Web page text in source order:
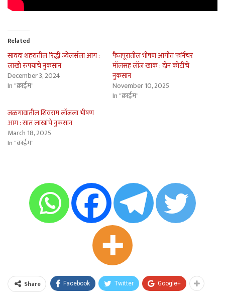
Related
सावदा शहरातील रिद्धी ज्वेलर्सला आग :
लाखो रुपयांचे नुकसान
December 3, 2024
In "क्राईम"
फैजपूरातील भीषण आगीत फर्निचर
मॉलसह लॉज खाक : दोन कोटींचे
नुकसान
November 10, 2025
In "क्राईम"
जळगावातील शिवराम लॉजला भीषण
आग : सात लाखांचे नुकसान
March 18, 2025
In "क्राईम"
Share Facebook Twitter Google+